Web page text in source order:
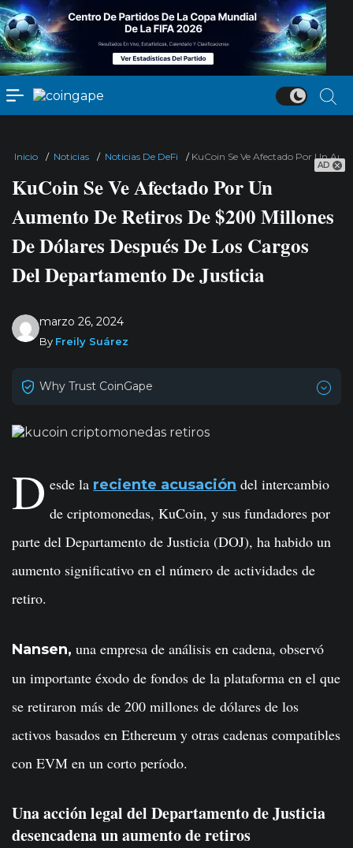
AD
Inicio / Noticias / Noticias De DeFi / KuCoin Se Ve Afectado Por Un
KuCoin Se Ve Afectado Por Un
Aumento De Retiros De $200 Millones
De Dólares Después De Los Cargos
Del Departamento De Justicia
marzo 26, 2024
By Freily Suárez
Why Trust CoinGape
D esde la reciente acusación del intercambio
de criptomonedas, KuCoin, y sus fundadores por
parte del Departamento de Justicia (DOJ), ha habido un
aumento significativo en el número de actividades de
retiro.
Nansen, una empresa de análisis en cadena, observó
un importante éxodo de fondos de la plataforma en el que
se retiraron más de 200 millones de dólares de los
activos basados en Ethereum y otras cadenas compatibles
con EVM en un corto período.
Una acción legal del Departamento de Justicia
desencadena un aumento de retiros